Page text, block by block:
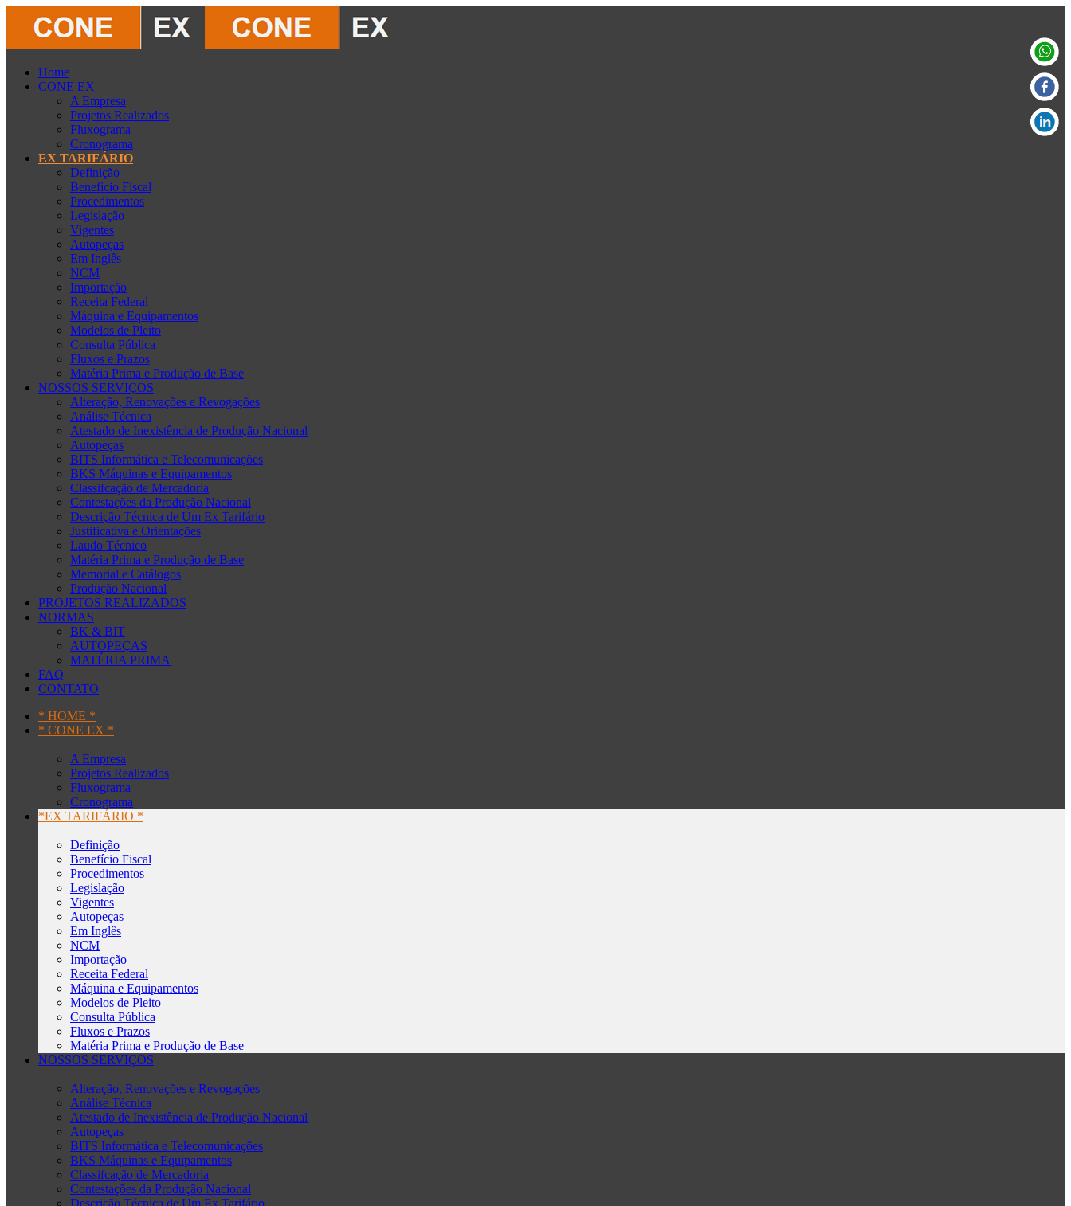
Home
CONE EX
A Empresa
Projetos Realizados
Fluxograma
Cronograma
EX TARIFÁRIO
Definição
Benefício Fiscal
Procedimentos
Legislação
Vigentes
Autopeças
Em Inglês
NCM
Importação
Receita Federal
Máquina e Equipamentos
Modelos de Pleito
Consulta Pública
Fluxos e Prazos
Matéria Prima e Produção de Base
NOSSOS SERVIÇOS
Alteração, Renovações e Revogações
Análise Técnica
Atestado de Inexistência de Produção Nacional
Autopeças
BITS Informática e Telecomunicações
BKS Máquinas e Equipamentos
Classifcação de Mercadoria
Contestações da Produção Nacional
Descrição Técnica de Um Ex Tarifário
Justificativa e Orientações
Laudo Técnico
Matéria Prima e Produção de Base
Memorial e Catálogos
Produção Nacional
PROJETOS REALIZADOS
NORMAS
BK & BIT
AUTOPEÇAS
MATÉRIA PRIMA
FAQ
CONTATO
* HOME *
* CONE EX *
A Empresa
Projetos Realizados
Fluxograma
Cronograma
*EX TARIFÁRIO *
Definição
Benefício Fiscal
Procedimentos
Legislação
Vigentes
Autopeças
Em Inglês
NCM
Importação
Receita Federal
Máquina e Equipamentos
Modelos de Pleito
Consulta Pública
Fluxos e Prazos
Matéria Prima e Produção de Base
NOSSOS SERVIÇOS
Alteração, Renovações e Revogações
Análise Técnica
Atestado de Inexistência de Produção Nacional
Autopeças
BITS Informática e Telecomunicações
BKS Máquinas e Equipamentos
Classifcação de Mercadoria
Contestações da Produção Nacional
Descrição Técnica de Um Ex Tarifário